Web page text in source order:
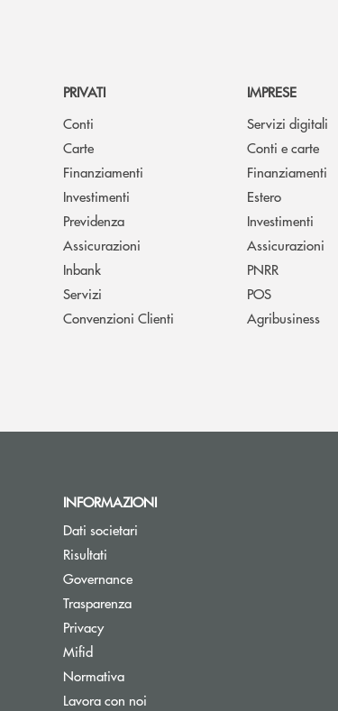
PRIVATI
Conti
Carte
Finanziamenti
Investimenti
Previdenza
Assicurazioni
Inbank
Servizi
Convenzioni Clienti
IMPRESE
Servizi digitali
Conti e carte
Finanziamenti
Estero
Investimenti
Assicurazioni
PNRR
POS
Agribusiness
INFORMAZIONI
Dati societari
Risultati
Governance
Trasparenza
Privacy
Mifid
Normativa
Lavora con noi